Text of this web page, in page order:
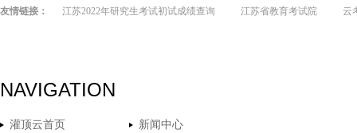
友情链接： 江苏2022年研究生考试初试成绩查询 江苏省教育考试院 云
NAVIGATION
灌顶云首页
新闻中心